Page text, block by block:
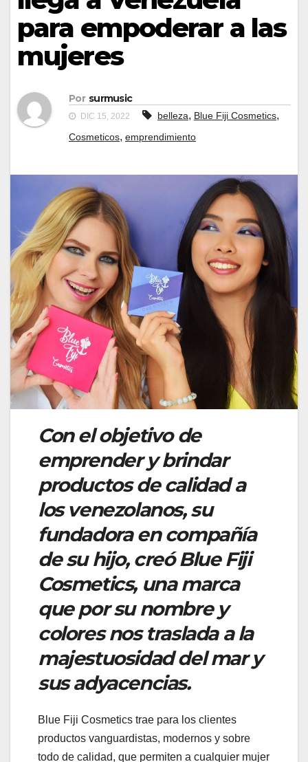
para empoderar a las
mujeres
Por surmusic
DIC 15, 2022 belleza, Blue Fiji Cosmetics,
Cosmeticos, emprendimiento
Con el objetivo de
emprender y brindar
productos de calidad a
los venezolanos, su
fundadora en compañía
de su hijo, creó Blue Fiji
Cosmetics, una marca
que por su nombre y
colores nos traslada a la
majestuosidad del mar y
sus adyacencias.
Blue Fiji Cosmetics trae para los clientes
productos vanguardistas, modernos y sobre
todo de calidad, que permiten a cualquier mujer